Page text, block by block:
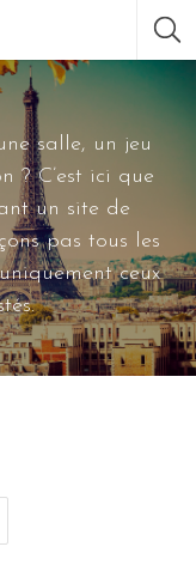
salle, un jeu
? C’est ici que
un site de
pas tous les
ceux